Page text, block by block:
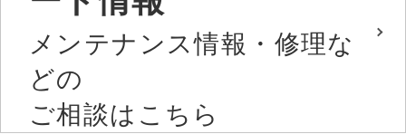
メンテナンス情報・修理な
どの
ご相談はこちら